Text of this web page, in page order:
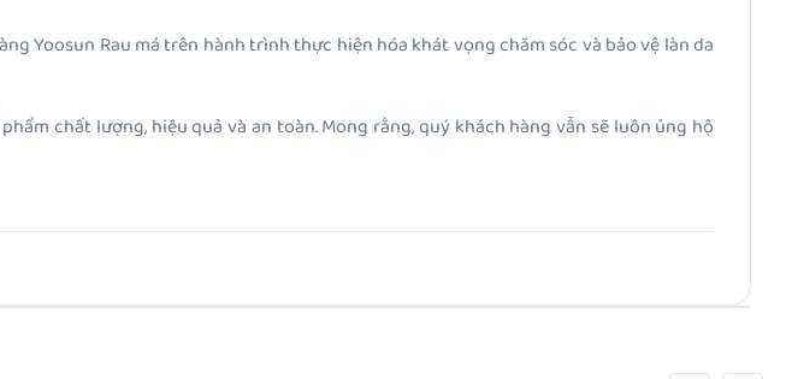
Yoosun Rau má trên hành trình thực hiện hóa khát vọng chăm sóc và bảo vệ làn da
chất lượng, hiệu quả và an toàn. Mong rằng, quý khách hàng vẫn sẽ luôn ủng hộ
Yoosun Rau má đồng hành cùng quỹ Tấm Lòng Việt của VTV tặng quà và trao thiết